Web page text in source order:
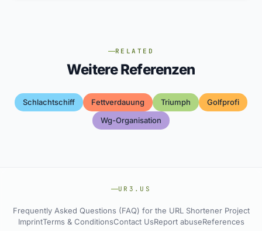
RELATED
Weitere Referenzen
Schlachtschiff Fettverdauung Triumph
Golfprofi
Wg-Organisation
UR3.US
Frequently Asked Questions (FAQ) for the URL Shortener Project
ImprintTerms & ConditionsContact UsReport abuseReferences